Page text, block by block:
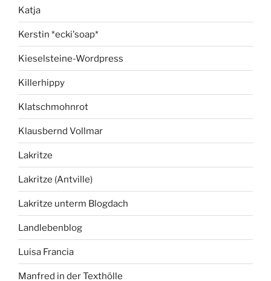
Katja
Kerstin *ecki'soap*
Kieselsteine-Wordpress
Killerhippy
Klatschmohnrot
Klausbernd Vollmar
Lakritze
Lakritze (Antville)
Lakritze unterm Blogdach
Landlebenblog
Luisa Francia
Manfred in der Texthölle